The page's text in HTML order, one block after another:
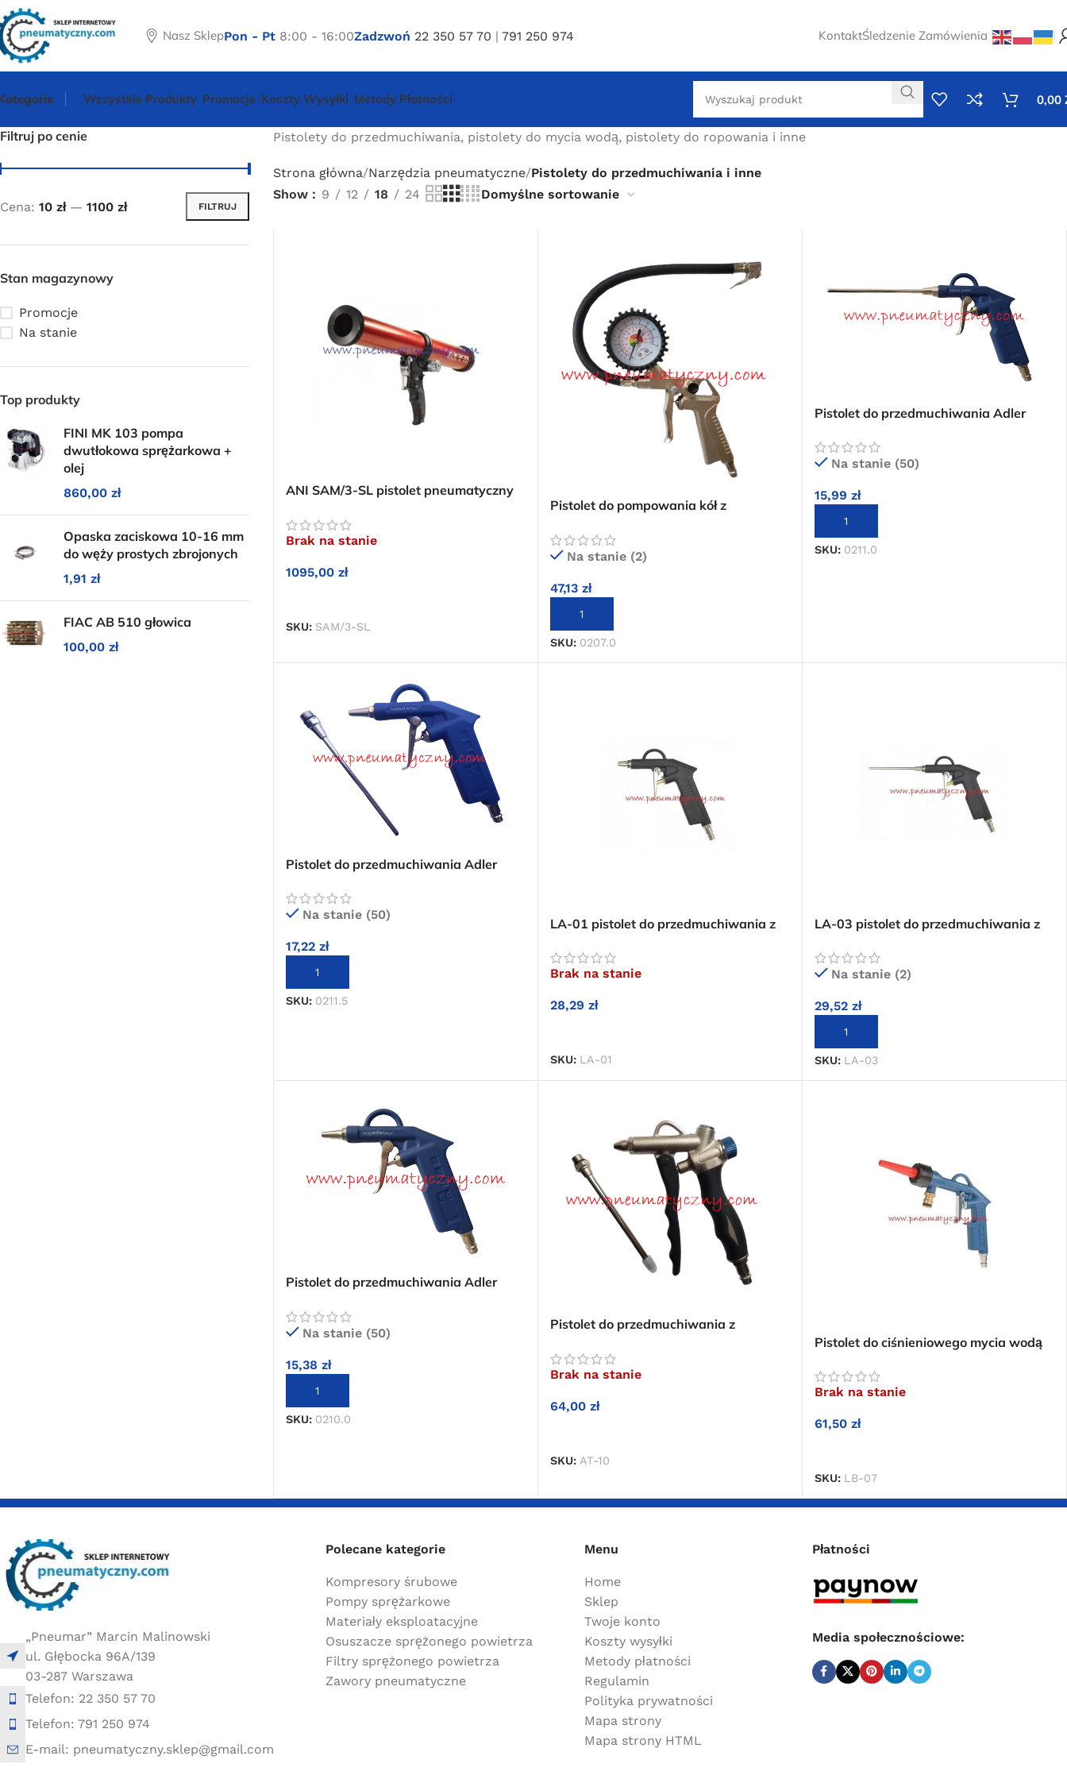
Nasz SklepPon - Pt 8:00 - 16:00Zadzwoń 22 350 57 70 |791 250 974 KontaktŚledzenie Zamówienia
Wszystkie Produkty Promocje Koszty Wysyłki Metody Płatności 0,00
Filtruj po cenie
FILTRUJ
Cena: 10 zł— 1100 zł
Stan magazynowy
Promocje
Na stanie
Top produkty
FINI MK 103 pompa
dwutłokowa sprężarkowa +
olej
860,00 zł
Opaska zaciskowa 10-16 mm
do węży prostych zbrojonych
1,91 zł
FIAC AB 510 głowica
100,00 zł
Pistolety do przedmuchiwania, pistolety do mycia wodą, pistolety do ropowania i inne
Strona główna Narzędzia pneumatyczne Pistolety do przedmuchiwania i inne
Show
9 12 18 24
ANI SAM/3-SL pistolet pneumatyczny
Brak na stanie
1095,00 zł
SKU: SAM/3-SL
Pistolet do pompowania kół z
Na stanie (2)
47,13 zł
DODAJ DO KOSZYKA
SKU: 0207.0
Pistolet do przedmuchiwania Adler
Na stanie (50)
15,99 zł
DODAJ DO KOSZYKA
SKU: 0211.0
Pistolet do przedmuchiwania Adler
zestaw
Na stanie (50)
17,22 zł
DODAJ DO KOSZYKA
SKU: 0211.5
LA-01 pistolet do przedmuchiwania z
Brak na stanie
28,29 zł
SKU: LA-01
LA-03 pistolet do przedmuchiwania z
Na stanie (2)
29,52 zł
DODAJ DO KOSZYKA
SKU: LA-03
Pistolet do przedmuchiwania Adler
Na stanie (50)
15,38 zł
DODAJ DO KOSZYKA
SKU: 0210.0
Pistolet do przedmuchiwania z
Brak na stanie
64,00 zł
SKU: AT-10
Pistolet do ciśnieniowego mycia wodą
Brak na stanie
61,50 zł
SKU: LB-07
„Pneumar” Marcin Malinowski
ul. Głębocka 96A/139
03-287 Warszawa
Telefon: 22 350 57 70
Telefon: 791 250 974
E-mail: pneumatyczny.sklep@gmail.com
Polecane kategorie
Kompresory śrubowe
Pompy sprężarkowe
Materiały eksploatacyjne
Osuszacze sprężonego powietrza
Filtry sprężonego powietrza
Zawory pneumatyczne
Menu
Home
Sklep
Twoje konto
Koszty wysyłki
Metody płatności
Regulamin
Polityka prywatności
Mapa strony
Mapa strony HTML
Płatności
Media społecznościowe: